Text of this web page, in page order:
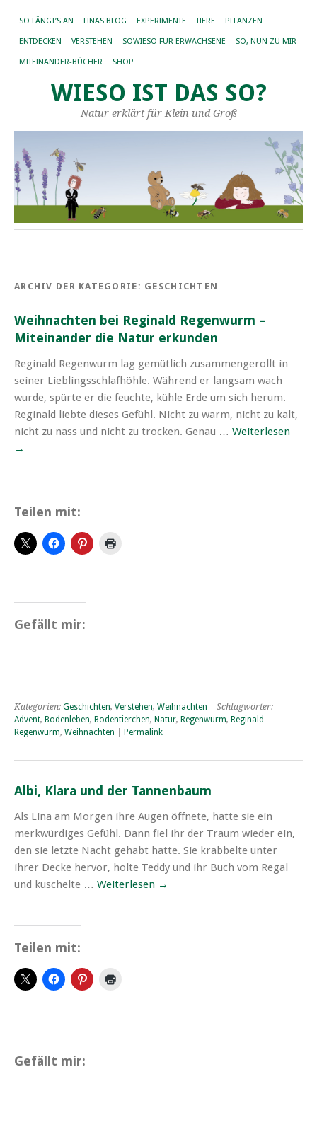
SO FÄNGT’S AN LINAS BLOG EXPERIMENTE TIERE PFLANZEN
ENTDECKEN VERSTEHEN SOWIESO FÜR ERWACHSENE SO, NUN ZU MIR
MITEINANDER-BÜCHER SHOP
WIESO IST DAS SO?
Natur erklärt für Klein und Groß
ARCHIV DER KATEGORIE: GESCHICHTEN
Weihnachten bei Reginald Regenwurm –
Miteinander die Natur erkunden
Reginald Regenwurm lag gemütlich zusammengerollt in
seiner Lieblingsschlafhöhle. Während er langsam wach
wurde, spürte er die feuchte, kühle Erde um sich herum.
Reginald liebte dieses Gefühl. Nicht zu warm, nicht zu kalt,
nicht zu nass und nicht zu trocken. Genau … Weiterlesen
→
Teilen mit:
Gefällt mir:
Kategorien: Geschichten, Verstehen, Weihnachten | Schlagwörter:
Advent, Bodenleben, Bodentierchen, Natur, Regenwurm, Reginald
Regenwurm, Weihnachten Permalink
Albi, Klara und der Tannenbaum
Als Lina am Morgen ihre Augen öffnete, hatte sie ein
merkwürdiges Gefühl. Dann fiel ihr der Traum wieder ein,
den sie letzte Nacht gehabt hatte. Sie krabbelte unter
ihrer Decke hervor, holte Teddy und ihr Buch vom Regal
und kuschelte … Weiterlesen →
Teilen mit:
Gefällt mir: